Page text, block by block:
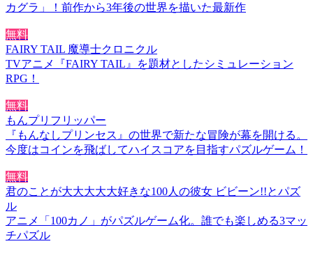
カグラ」！前作から3年後の世界を描いた最新作
無料
FAIRY TAIL 魔導士クロニクル
TVアニメ『FAIRY TAIL』を題材としたシミュレーション
RPG！
無料
もんプリフリッパー
『もんなしプリンセス』の世界で新たな冒険が幕を開ける。
今度はコインを飛ばしてハイスコアを目指すパズルゲーム！
無料
君のことが大大大大大好きな100人の彼女 ビビーン!!とパズ
ル
アニメ「100カノ」がパズルゲーム化。誰でも楽しめる3マッ
チパズル